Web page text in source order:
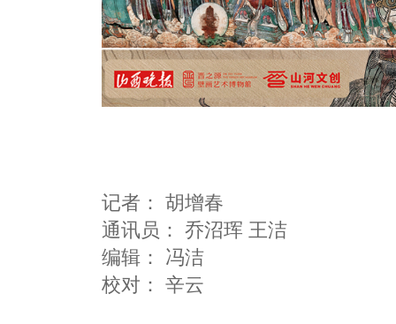
记者： 胡增春
通讯员： 乔沼珲 王洁
编辑： 冯洁